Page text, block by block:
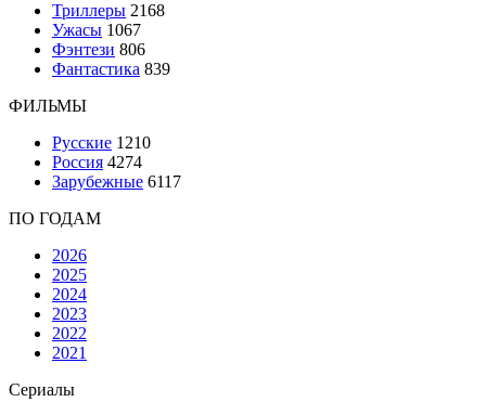
Триллеры 2168
Ужасы 1067
Фэнтези 806
Фантастика 839
ФИЛЬМЫ
Русские 1210
Россия 4274
Зарубежные 6117
ПО ГОДАМ
2026
2025
2024
2023
2022
2021
Сериалы